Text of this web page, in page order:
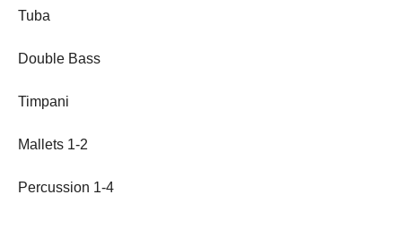
Tuba
Double Bass
Timpani
Mallets 1-2
Percussion 1-4